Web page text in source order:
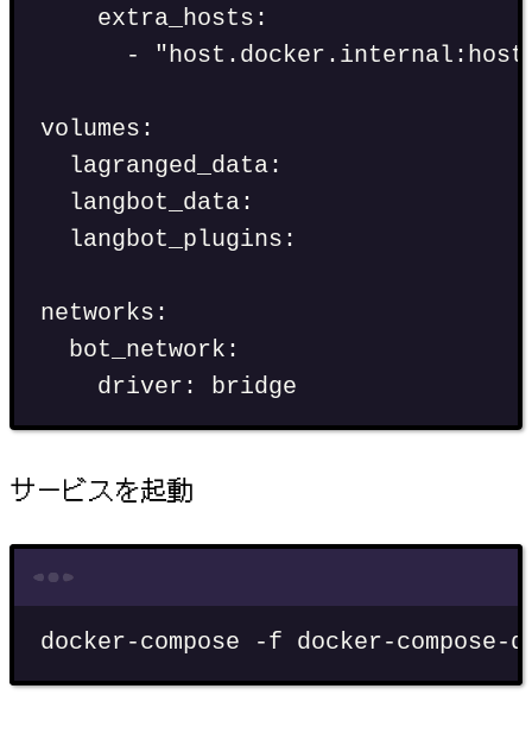
extra_hosts :
-
"host.docker.internal:host-
volumes :
lagranged_data:
langbot_data:
langbot_plugins :
networks :
bot_network :
driver : bridge
サービスを起動
docker-compose -f docker-compose-